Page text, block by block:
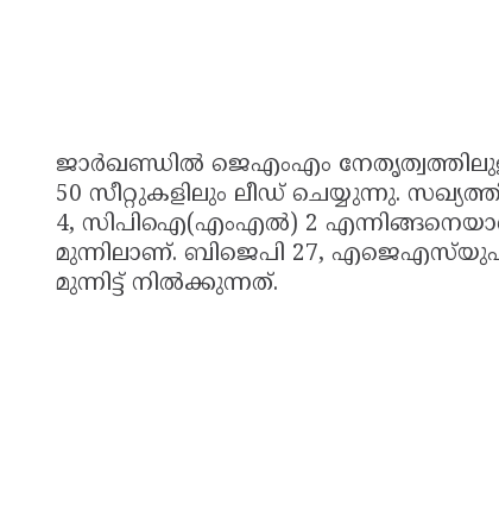
ജാർഖണ്ഡിൽ ജെഎംഎം
50 സീറ്റുകളിലും ലീഡ് ചെയ്യുന്നു.
4, സിപിഐ(എംഎൽ) 2
മുന്നിലാണ്. ബിജെപി 27,
മുന്നിട്ട് നിൽക്കുന്നത്.